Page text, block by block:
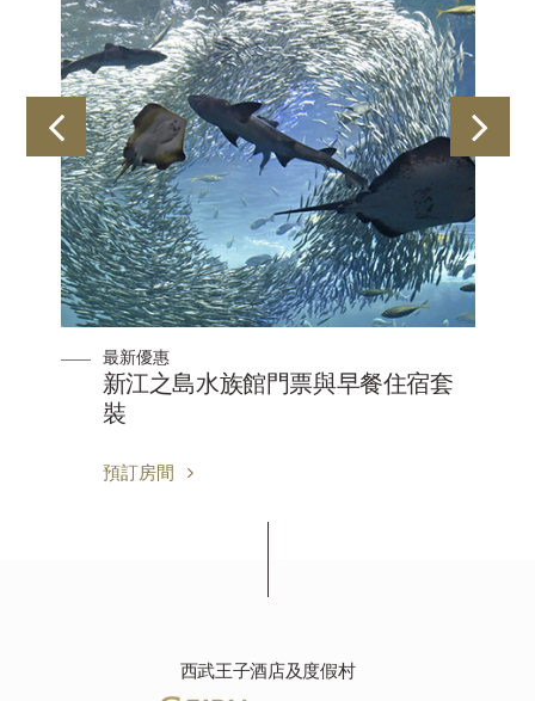
最新優惠
新江之島水族館門票與早餐住宿套
裝
預訂房間
西武王子酒店及度假村